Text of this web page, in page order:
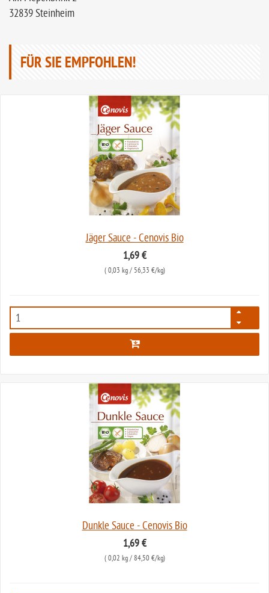
32839 Steinheim
FÜR SIE EMPFOHLEN!
Jäger Sauce - Cenovis Bio
1,69 €
( 0,03 kg/ 56,33 €/kg)
207
Dunkle Sauce - Cenovis Bio
1,69 €
( 0,02 kg/ 84,50 €/kg)